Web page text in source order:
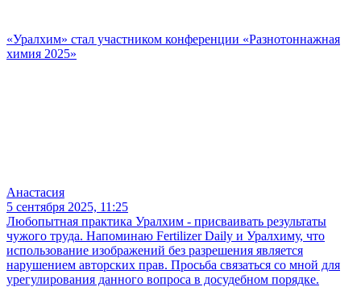
«Уралхим» стал участником конференции «Разнотоннажная
химия 2025»
Анастасия
5 сентября 2025, 11:25
Любопытная практика Уралхим - присваивать результаты
чужого труда. Напоминаю Fertilizer Daily и Уралхиму, что
использование изображений без разрешения является
нарушением авторских прав. Просьба связаться со мной для
урегулирования данного вопроса в досудебном порядке.